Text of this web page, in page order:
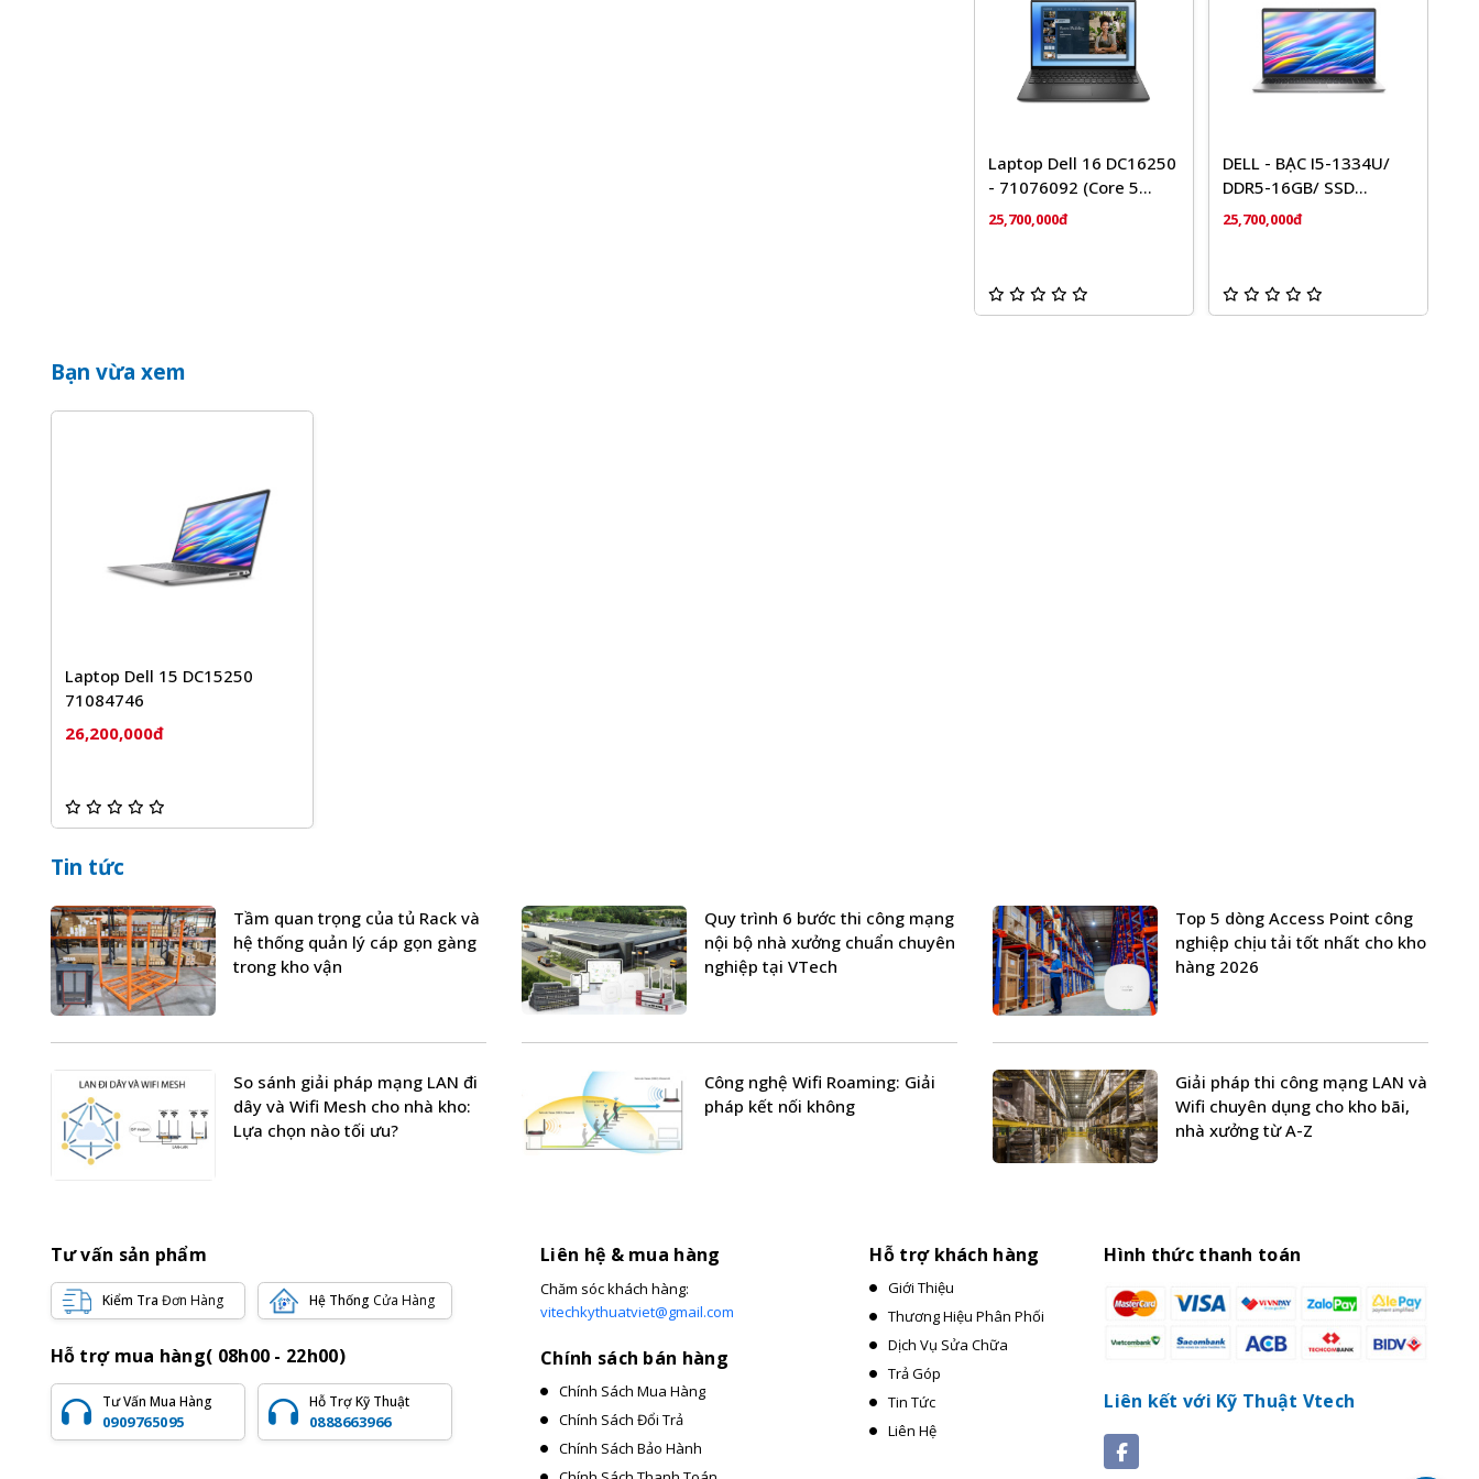
Laptop Dell 16 DC16250
- 71076092 (Core 5
120U/ 16GB/ 1TB/
Đen
25,700,000đ
DELL - BẠC I5-1334U/
DDR5-16GB/ SSD
512GB/ "15.6""/FHD/"
25,700,000đ
Bạn vừa xem
Laptop Dell 15 DC15250
71084746
26,200,000đ
Tin tức
Tầm quan trọng của tủ Rack và
hệ thống quản lý cáp gọn gàng
trong kho vận
Quy trình 6 bước thi công mạng
nội bộ nhà xưởng chuẩn chuyên
nghiệp tại VTech
Top 5 dòng Access Point công
nghiệp chịu tải tốt nhất cho kho
hàng 2026
So sánh giải pháp mạng LAN đi
dây và Wifi Mesh cho nhà kho:
Lựa chọn nào tối ưu?
Công nghệ Wifi Roaming: Giải
pháp kết nối không
Giải pháp thi công mạng LAN và
Wifi chuyên dụng cho kho bãi,
nhà xưởng từ A-Z
Tư vấn sản phẩm
Kiểm Tra Đơn Hàng Hệ Thống Cửa Hàng
Hỗ trợ mua hàng( 08h00 - 22h00)
Tư Vấn Mua Hàng
0909765095
Hỗ Trợ Kỹ Thuật
0888663966
Liên hệ & mua hàng
Chăm sóc khách hàng:
vitechkythuatviet@gmail.com
Chính sách bán hàng
Chính Sách Mua Hàng
Chính Sách Đổi Trả
Chính Sách Bảo Hành
Hỗ trợ khách hàng
Giới Thiệu
Thương Hiệu Phân Phối
Dịch Vụ Sửa Chữa
Trả Góp
Tin Tức
Liên Hệ
Hình thức thanh toán
Liên kết với Kỹ Thuật Vtech